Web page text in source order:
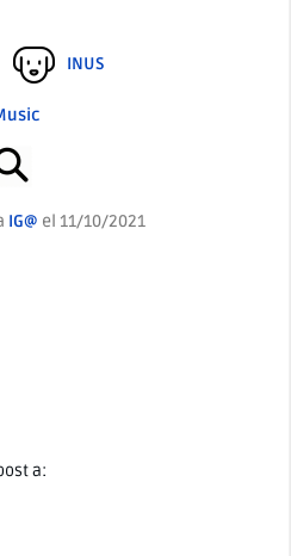
INUS
IG@ el 11/10/2021
a: